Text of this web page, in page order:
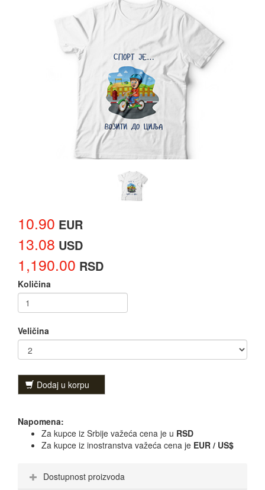
10.90 EUR
13.08 USD
1,190.00 RSD
Količina
Veličina
Dodaj u korpu
Napomena:
Za kupce iz Srbije važeća cena je u RSD
Za kupce iz inostranstva važeća cena je EUR / US$
Dostupnost proizvoda